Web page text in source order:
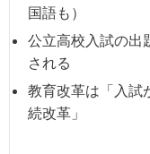
国語も）
公立高校入試の出
される
教育改革は「入試
続改革」